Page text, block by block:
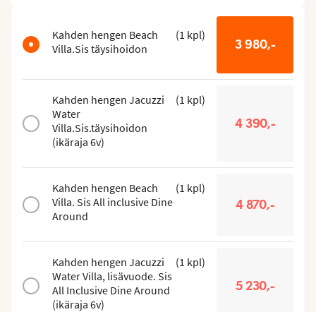
Kahden hengen Beach
Villa.Sis täysihoidon
(1 kpl)
3 980,-
Kahden hengen Jacuzzi
Water
Villa.Sis.täysihoidon
(ikäraja 6v)
(1 kpl)
4 390,-
Kahden hengen Beach
Villa. Sis All inclusive Dine
Around
(1 kpl)
4 870,-
Kahden hengen Jacuzzi
Water Villa, lisävuode. Sis
All Inclusive Dine Around
(ikäraja 6v)
(1 kpl)
5 230,-